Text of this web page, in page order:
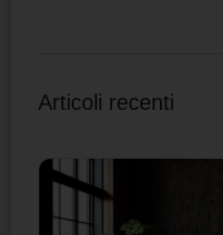
Articoli recenti